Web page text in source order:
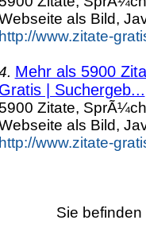
als Bild,
http://www.zitate-
Mehr als 5900
Gratis | Suchergeb...
5900 Zitate,
als Bild,
http://www.zitate-
Sie